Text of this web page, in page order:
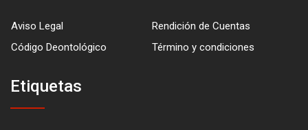
Aviso Legal
Rendición de Cuentas
Código Deontológico
Término y condiciones
Etiquetas